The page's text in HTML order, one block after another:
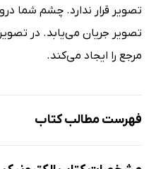
تصویر قرار ندارد. چشم شما
مرجع را ایجاد می‌کند.
فهرست مطالب کتاب